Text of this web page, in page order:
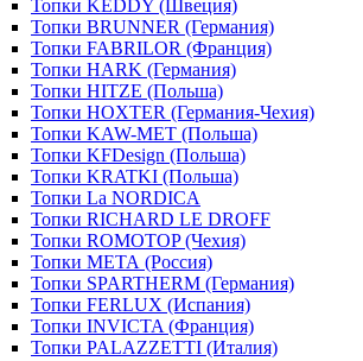
Топки KEDDY (Швеция)
Топки BRUNNER (Германия)
Топки FABRILOR (Франция)
Топки HARK (Германия)
Топки HITZE (Польша)
Топки HOXTER (Германия-Чехия)
Топки KAW-MET (Польша)
Топки KFDesign (Польша)
Топки KRATKI (Польша)
Топки La NORDICA
Топки RICHARD LE DROFF
Топки ROMOTOP (Чехия)
Топки МЕТА (Россия)
Топки SPARTHERM (Германия)
Топки FERLUX (Испания)
Топки INVICTA (Франция)
Топки PALAZZETTI (Италия)